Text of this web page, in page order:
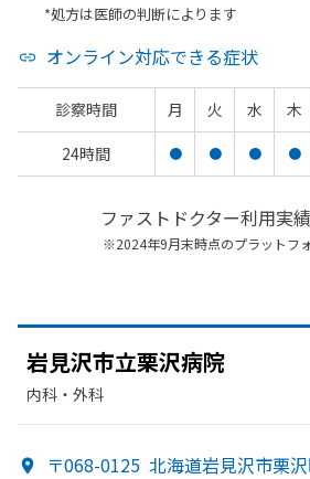
*処方は医師の判断によります
オンライン対応できる症状
診察時間 月 火 水 木
24時間
● ● ● ●
ファストドクター利用実績
※2024年9月末時点のプラットフ
岩見沢市立栗沢病院
内科・​外科
〒068-0125 北海道岩見沢市栗